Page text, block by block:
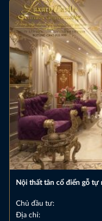
Nội thất tân cổ điển gỗ tự
Chủ đầu tư:
Địa chỉ: